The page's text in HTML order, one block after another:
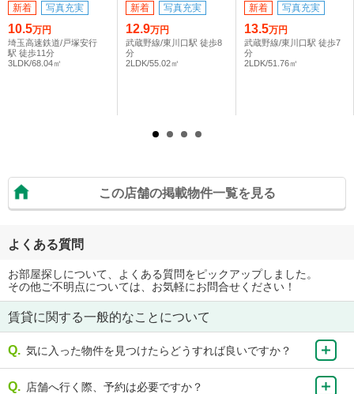
新着 写真充実
10.5万円
埼玉高速鉄道/戸塚安行
駅 徒歩11分
3LDK/68.04㎡
新着 写真充実
12.9万円
武蔵野線/東川口駅 徒歩8
分
2LDK/55.02㎡
新着 写真充実
13.5万円
武蔵野線/東川口駅 徒歩7
分
2LDK/51.76㎡
この店舗の掲載物件一覧を見る
よくある質問
お部屋探しについて、よくある質問をピックアップしました。
その他ご不明点については、お気軽にお問合せください！
賃貸に関する一般的なことについて
気に入った物件を見つけたらどうすれば良いですか？
店舗へ行く際、予約は必要ですか？